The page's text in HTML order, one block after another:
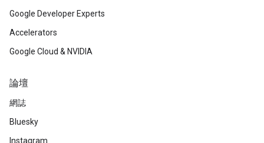
Google Developer Experts
Accelerators
Google Cloud & NVIDIA
論壇
網誌
Bluesky
Instagram